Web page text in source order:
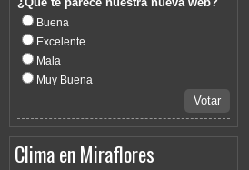
Buena
Excelente
Mala
Muy Buena
Votar
Clima en Miraflores